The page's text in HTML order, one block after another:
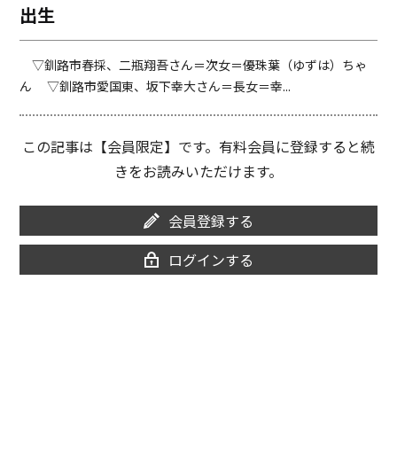
o
o
k
n
k
出生
▽釧路市春採、二瓶翔吾さん＝次女＝優珠葉（ゆずは）ちゃ
ん ▽釧路市愛国東、坂下幸大さん＝長女＝幸...
この記事は【会員限定】です。有料会員に登録すると続
きをお読みいただけます。
会員登録する
ログインする